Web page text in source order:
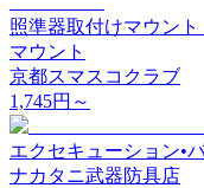
照準器取付けマウン
マウント
京都スマスコクラブ
1,745円～
エクセキューション•
ナカタニ武器防具店